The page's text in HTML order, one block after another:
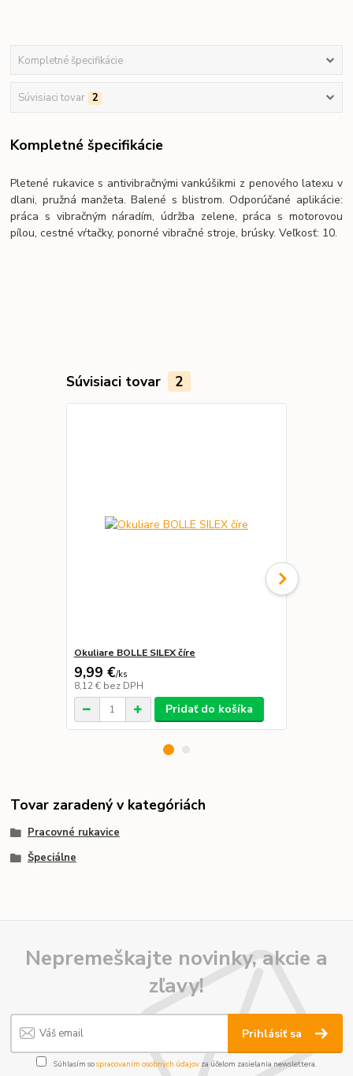
Kompletné špecifikácie
Súvisiaci tovar 2
Kompletné špecifikácie
Pletené rukavice s antivibračnými vankúšikmi z penového latexu v
dlani, pružná manžeta. Balené s blistrom. Odporúčané aplikácie:
práca s vibračným náradím, údržba zelene, práca s motorovou
pílou, cestné vŕtačky, ponorné vibračné stroje, brúsky. Veľkosť: 10.
Súvisiaci tovar 2
Okuliare BOLLE SILEX číre
9,99 €/ks
8,12 € bez DPH
Pridať do košíka
Tovar zaradený v kategóriách
Pracovné rukavice
Špeciálne
Nepremeškajte novinky, akcie a
zľavy!
Prihlásiť sa
Súhlasím sospracovaním osobných údajov za účelom zasielania newslettera.